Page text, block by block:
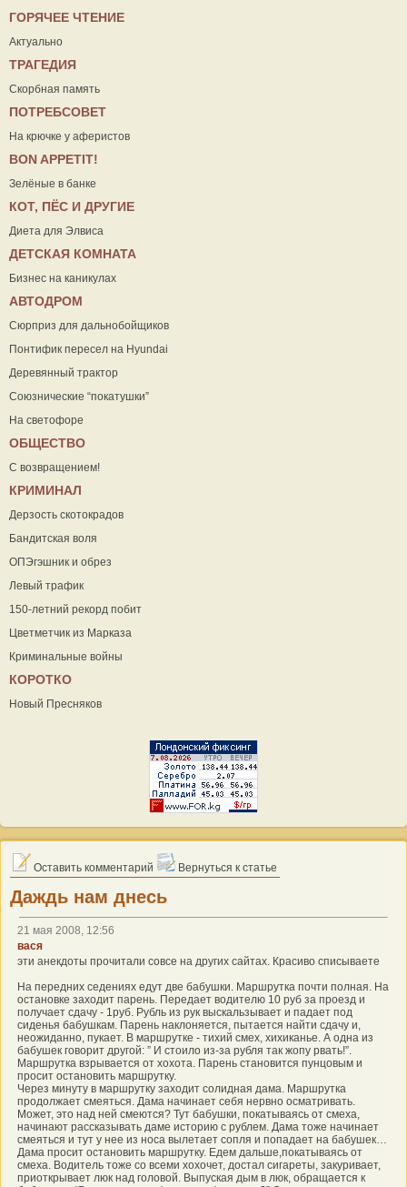
ГОРЯЧЕЕ ЧТЕНИЕ
Актуально
ТРАГЕДИЯ
Скорбная память
ПОТРЕБСОВЕТ
На крючке у аферистов
ВON APPETIT!
Зелёные в банке
КОТ, ПЁС И ДРУГИЕ
Диета для Элвиса
ДЕТСКАЯ КОМНАТА
Бизнес на каникулах
АВТОДРОМ
Сюрприз для дальнобойщиков
Понтифик пересел на Hyundai
Деревянный трактор
Союзнические “покатушки”
На светофоре
ОБЩЕСТВО
С возвращением!
КРИМИНАЛ
Дерзость скотокрадов
Бандитская воля
ОПЭгэшник и обрез
Левый трафик
150-летний рекорд побит
Цветметчик из Марказа
Криминальные войны
КОРОТКО
Новый Пресняков
Оставить комментарий Вернуться к статье
Даждь нам днесь
21 мая 2008, 12:56
вася
эти анекдоты прочитали совсе на других сайтах. Красиво списываете
На передних седениях едут две бабушки. Маршрутка почти полная. На
остановке заходит парень. Передает водителю 10 руб за проезд и
получает сдачу - 1руб. Рубль из рук выскальзывает и падает под
сиденья бабушкам. Парень наклоняется, пытается найти сдачу и,
неожиданно, пукает. В маршрутке - тихий смех, хихиканье. А одна из
бабушек говорит другой: ” И стоило из-за рубля так жопу рвать!”.
Маршрутка взрывается от хохота. Парень становится пунцовым и
просит остановить маршрутку.
Через минуту в маршрутку заходит солидная дама. Маршрутка
продолжает смеяться. Дама начинает себя нервно осматривать.
Может, это над ней смеются? Тут бабушки, покатываясь от смеха,
начинают рассказывать даме историю с рублем. Дама тоже начинает
смеяться и тут у нее из носа вылетает сопля и попадает на бабушек…
Дама просит остановить маршрутку. Едем дальше,покатываясь от
смеха. Водитель тоже со всеми хохочет, достал сигареты, закуривает,
приоткрывает люк над головой. Выпуская дым в люк, обращается к